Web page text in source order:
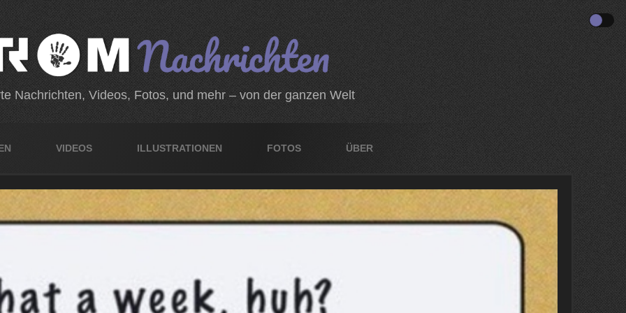
Nachrichten, Videos, Fotos, und mehr – von der ganzen Welt
VIDEOS ILLUSTRATIONEN FOTOS ÜBER